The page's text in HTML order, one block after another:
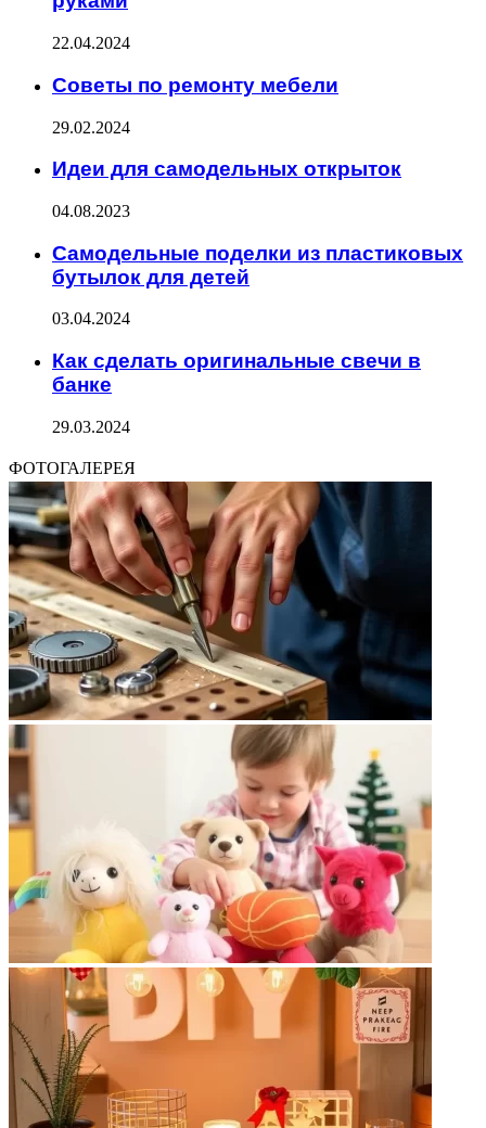
22.04.2024
Советы по ремонту мебели
29.02.2024
Идеи для самодельных открыток
04.08.2023
Самодельные поделки из пластиковых
бутылок для детей
03.04.2024
Как сделать оригинальные свечи в
банке
29.03.2024
ФОТОГАЛЕРЕЯ